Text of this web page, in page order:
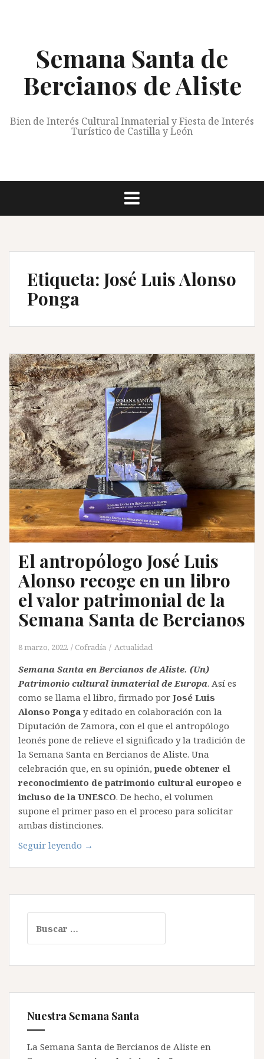
Semana Santa de
Bercianos de Aliste
Bien de Interés Cultural Inmaterial y Fiesta de Interés
Turístico de Castilla y León
Etiqueta: José Luis Alonso
Ponga
El antropólogo José Luis
Alonso recoge en un libro
el valor patrimonial de la
Semana Santa de Bercianos
8 marzo, 2022 Cofradía Actualidad
Semana Santa en Bercianos de Aliste. (Un)
Patrimonio cultural inmaterial de Europa. Así es
como se llama el libro, firmado por José Luis
Alonso Ponga y editado en colaboración con la
Diputación de Zamora, con el que el antropólogo
leonés pone de relieve el significado y la tradición de
la Semana Santa en Bercianos de Aliste. Una
celebración que, en su opinión, puede obtener el
reconocimiento de patrimonio cultural europeo e
incluso de la UNESCO. De hecho, el volumen
supone el primer paso en el proceso para solicitar
ambas distinciones.
Seguir leyendo «El
recoge
un
de
Semana
→
Nuestra Semana Santa
La Semana Santa de Bercianos de Aliste en